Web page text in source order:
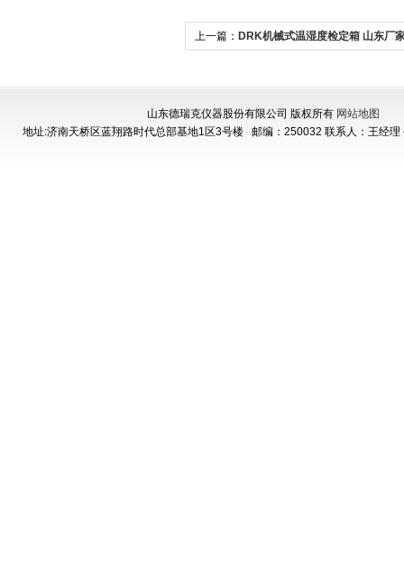
上一篇： DRK机械式温湿度检定箱 山东厂
山东德瑞克仪器股份有限公司 版权所有 网站地图
地址:济南天桥区蓝翔路时代总部基地1区3号楼 邮编：250032 联系人：王经